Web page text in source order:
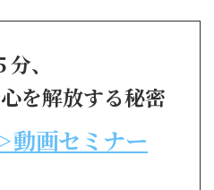
、
を解放する秘密
動画セミナー